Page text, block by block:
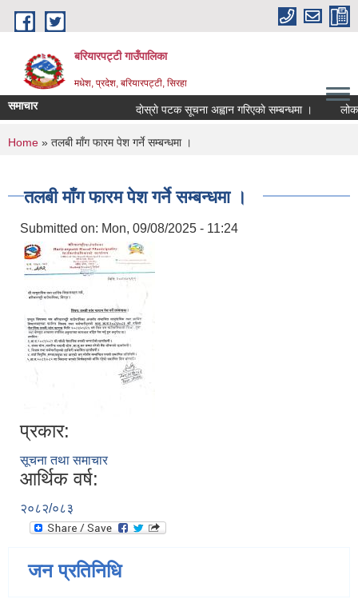
Skip to main content
बरियारपट्टी गाउँपालिका
मधेश, प्रदेश, बरियारपट्टी, सिरहा
समाचार दाेस्राे पटक सूचना अह्वान गरिएकाे सम्बन्धमा । लोक
You are here
Home » तलबी माँग फारम पेश गर्ने सम्बन्धमा ।
तलबी माँग फारम पेश गर्ने सम्बन्धमा ।
Submitted on: Mon, 09/08/2025 - 11:24
प्रकार:
सूचना तथा समाचार
आर्थिक वर्ष:
२०८२/०८३
जन प्रतिनिधि